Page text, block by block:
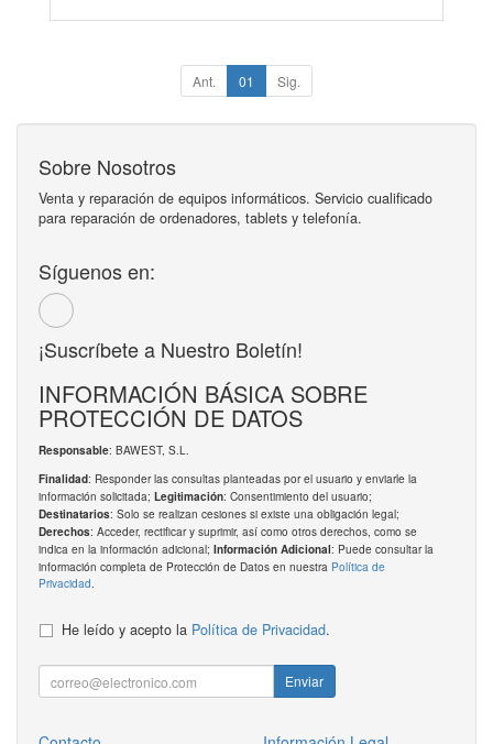
Ant. 01 Sig.
Sobre Nosotros
Venta y reparación de equipos informáticos. Servicio cualificado
para reparación de ordenadores, tablets y telefonía.
Síguenos en:
¡Suscríbete a Nuestro Boletín!
INFORMACIÓN BÁSICA SOBRE
PROTECCIÓN DE DATOS
Responsable: BAWEST, S.L.
Finalidad: Responder las consultas planteadas por el usuario y enviarle la
información solicitada; Legitimación: Consentimiento del usuario;
Destinatarios: Solo se realizan cesiones si existe una obligación legal;
Derechos: Acceder, rectificar y suprimir, así como otros derechos, como se
indica en la información adicional; Información Adicional: Puede consultar la
información completa de Protección de Datos en nuestra Política de
Privacidad.
He leído y acepto la Política de Privacidad.
Enviar